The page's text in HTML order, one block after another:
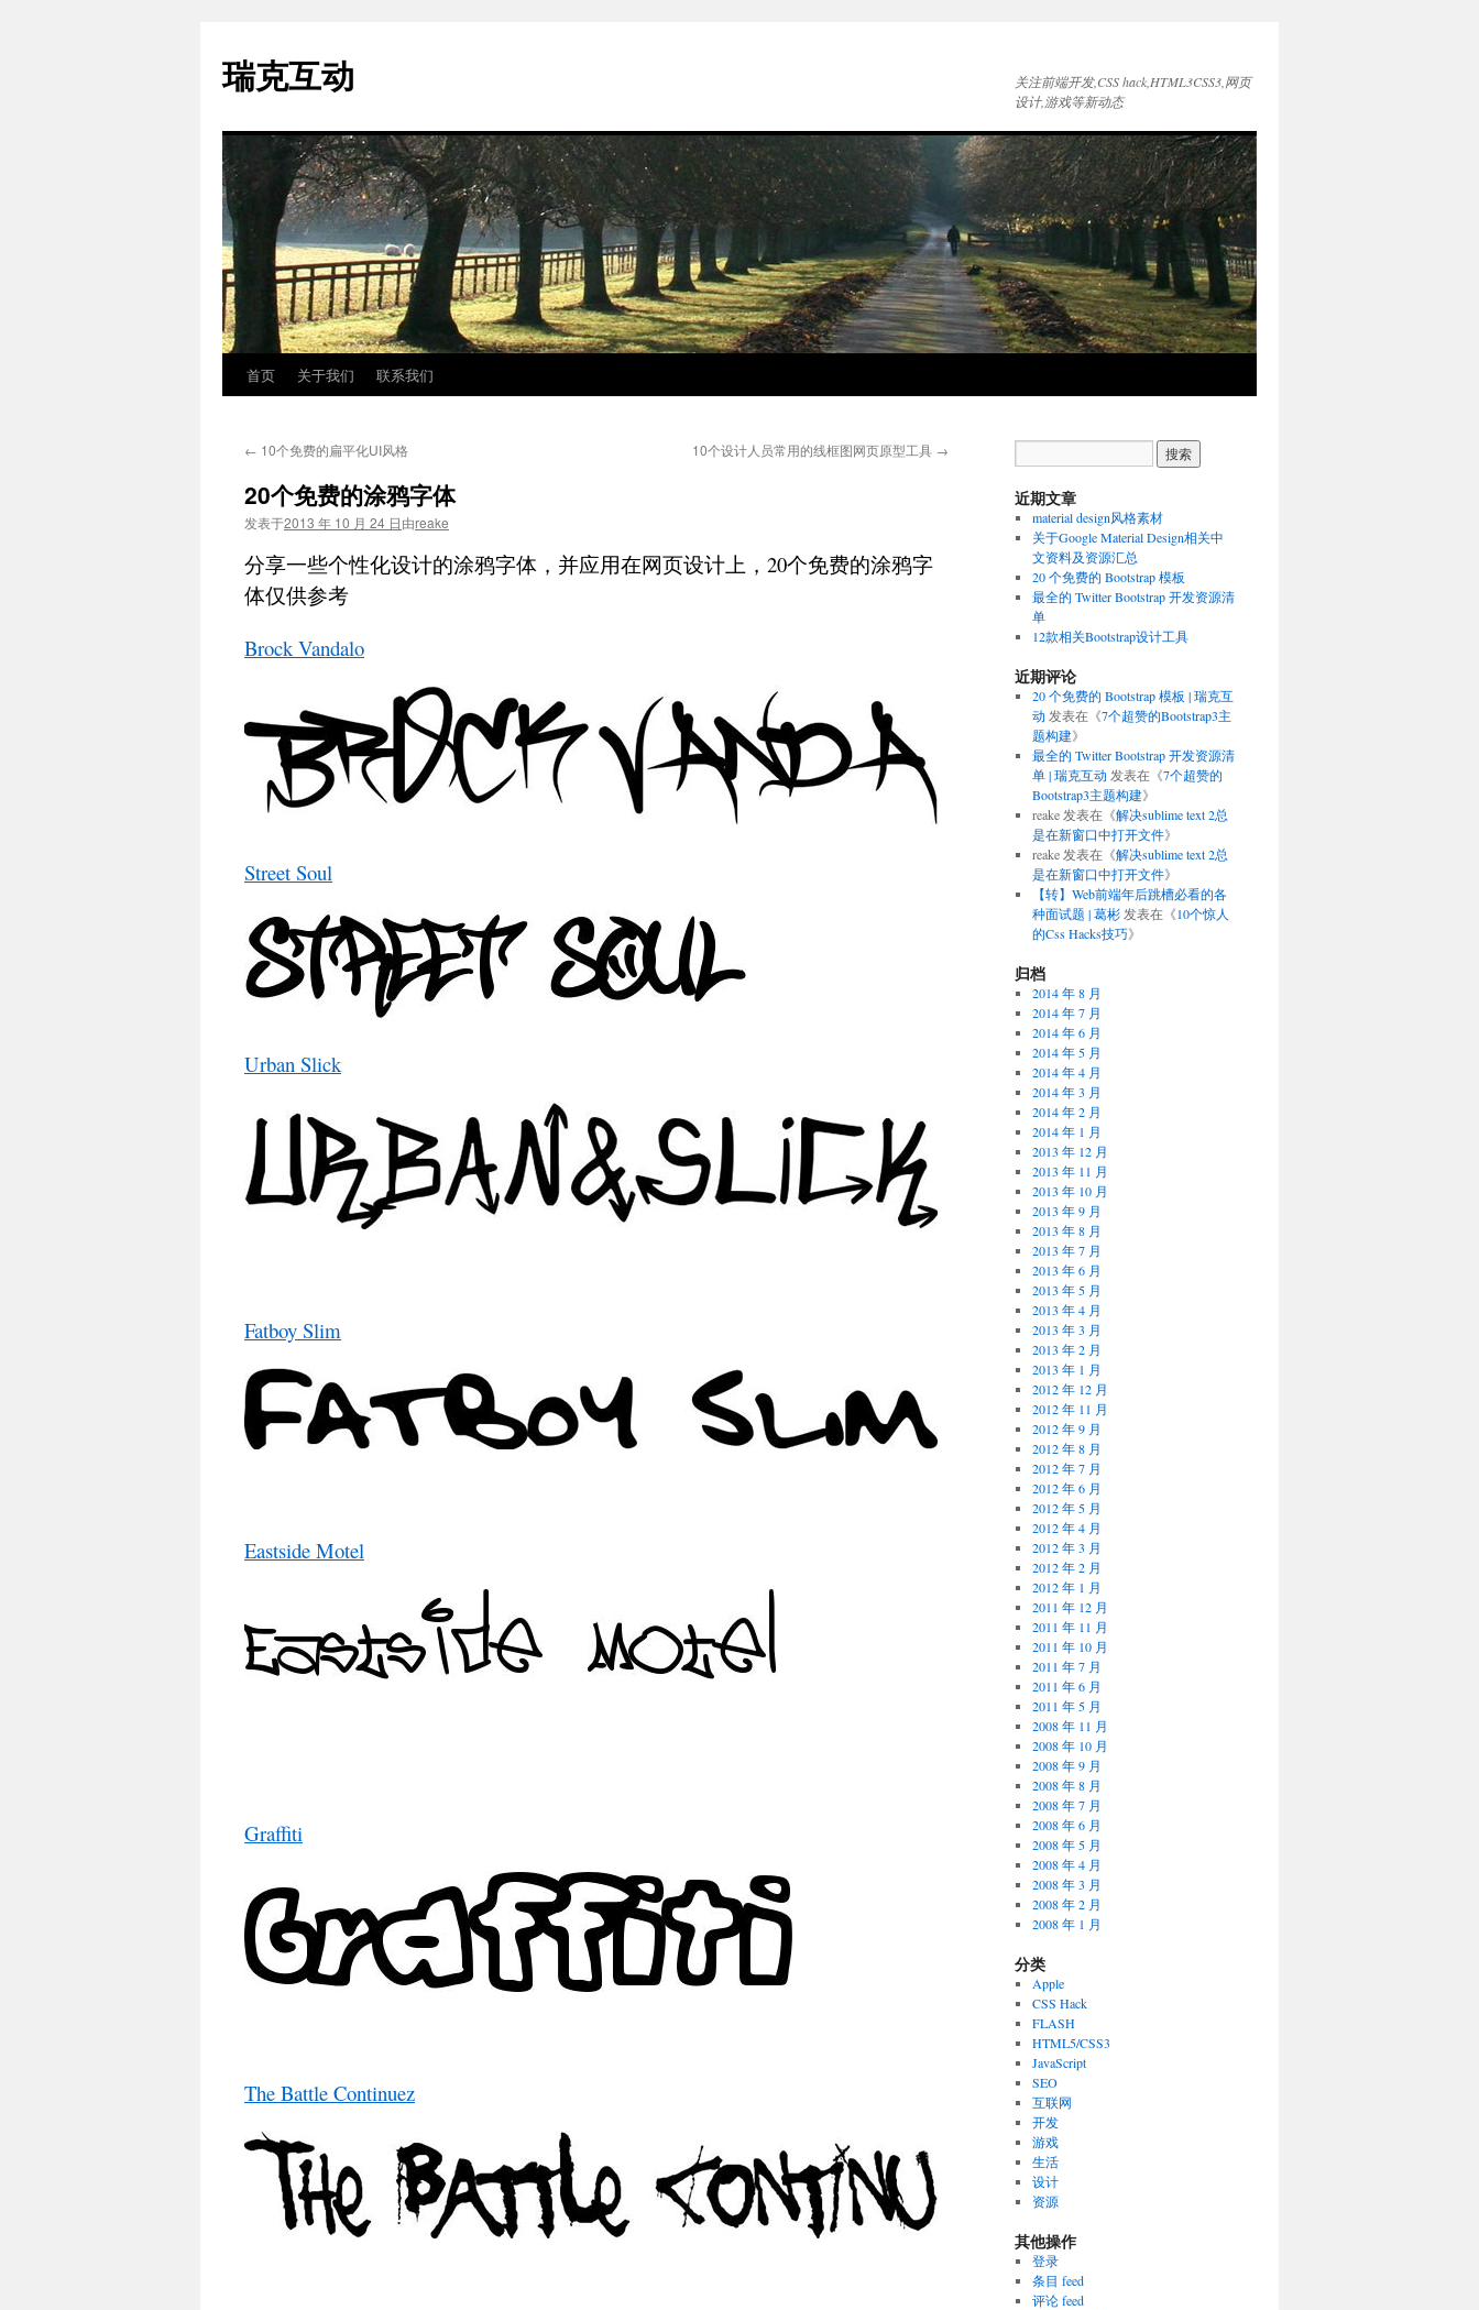
瑞克互动
关注前端开发,CSS hack,HTML3CSS3,网页
设计,游戏等新动态
文
首页 关于我们 联系我们
← 10个免费的扁平化UI风格 10个设计人员常用的线框图网页原型工具 →
20个免费的涂鸦字体
发表于2013 年 10 月 24 日由reake
分享一些个性化设计的涂鸦字体，并应用在网页设计上，20个免费的涂鸦字
体仅供参考
Brock Vandalo
Street Soul
Urban Slick
Fatboy Slim
Eastside Motel
Graffiti
The Battle Continuez
近期文章
material design风格素材
关于Google Material Design相关中
文资料及资源汇总
20 个免费的 Bootstrap 模板
最全的 Twitter Bootstrap 开发资源清
单
12款相关Bootstrap设计工具
近期评论
20 个免费的 Bootstrap 模板 | 瑞克互
动 发表在《7个超赞的Bootstrap3主
题构建》
最全的 Twitter Bootstrap 开发资源清
单 | 瑞克互动 发表在《7个超赞的
Bootstrap3主题构建》
reake发表在《解决sublime text 2总
是在新窗口中打开文件》
reake发表在《解决sublime text 2总
是在新窗口中打开文件》
【转】Web前端年后跳槽必看的各
种面试题 | 葛彬发表在《10个惊人
的Css Hacks技巧》
归档
2014 年 8 月
2014 年 7 月
2014 年 6 月
2014 年 5 月
2014 年 4 月
2014 年 3 月
2014 年 2 月
2014 年 1 月
2013 年 12 月
2013 年 11 月
2013 年 10 月
2013 年 9 月
2013 年 8 月
2013 年 7 月
2013 年 6 月
2013 年 5 月
2013 年 4 月
2013 年 3 月
2013 年 2 月
2013 年 1 月
2012 年 12 月
2012 年 11 月
2012 年 9 月
2012 年 8 月
2012 年 7 月
2012 年 6 月
2012 年 5 月
2012 年 4 月
2012 年 3 月
2012 年 2 月
2012 年 1 月
2011 年 12 月
2011 年 11 月
2011 年 10 月
2011 年 7 月
2011 年 6 月
2011 年 5 月
2008 年 11 月
2008 年 10 月
2008 年 9 月
2008 年 8 月
2008 年 7 月
2008 年 6 月
2008 年 5 月
2008 年 4 月
2008 年 3 月
2008 年 2 月
2008 年 1 月
分类
Apple
CSS Hack
FLASH
HTML5/CSS3
JavaScript
SEO
互联网
开发
游戏
生活
设计
资源
其他操作
登录
条目 feed
评论 feed